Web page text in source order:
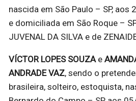
nascida em São Paulo – SP,
e domiciliada em São Roque –
JUVENAL DA SILVA e de
VÍCTOR LOPES SOUZAe
ANDRADE VAZ, sendo o
brasileira, solteiro, estoquista,